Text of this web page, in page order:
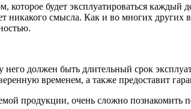
которое будет эксплуатироваться каждый
смысла. Как и во многих других
должен быть длительный срок
временем, а также предоставит
продукции, очень сложно познакомить